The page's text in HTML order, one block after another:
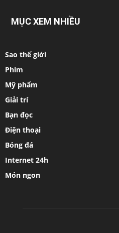
MỤC XEM NHIỀU
Sao thế giới
Phim
Mỹ phẩm
Giải trí
Bạn đọc
Điện thoại
Bóng đá
Internet 24h
Món ngon